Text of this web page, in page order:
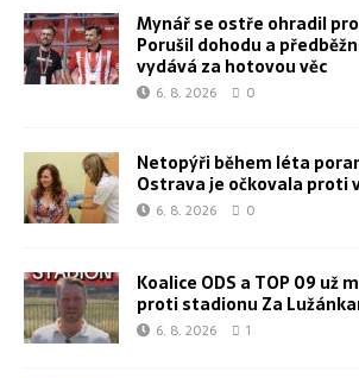
Mynář se ostře ohradil
Porušil dohodu a
vydává za hotovou věc
6. 8. 2026 0
Netopýři během léta
Ostrava je očkovala proti
6. 8. 2026 0
Koalice ODS a TOP 09 už
proti stadionu Za
6. 8. 2026 1